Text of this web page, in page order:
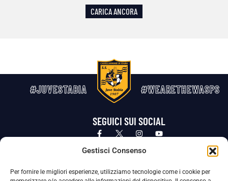
Gestisci Consenso
Per fornire le migliori esperienze, utilizziamo tecnologie come i cookie per
CARICA ANCORA
#JUVESTABIA #WEARETHEWASPS
SEGUICI SUI SOCIAL
Privacy Policy Cookie Policy
La Società ha nominato il Responsabile della Protezione dei Dati Personali (DPO), figura specializzata che vigila sulle modalità